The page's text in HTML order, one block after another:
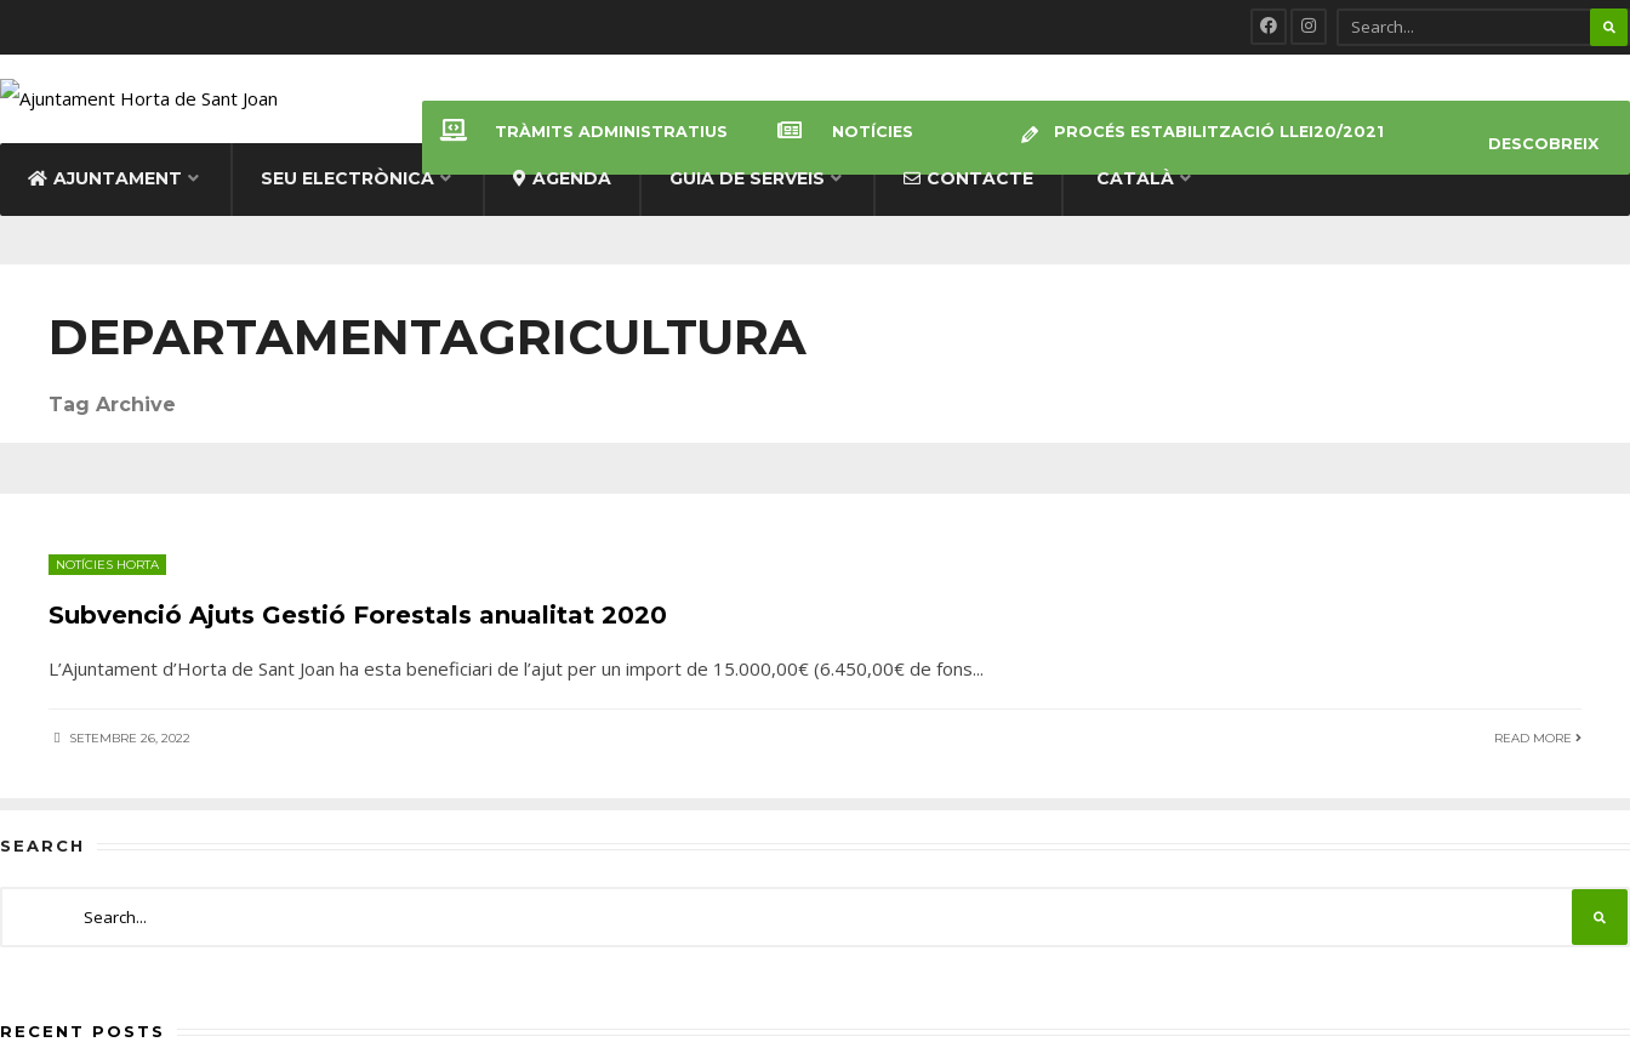
AJUNTAMENT SEU ELECTRÒNICA AGENDA GUIA DE SERVEIS CONTACTE CATALÀ
TRÀMITS ADMINISTRATIUS NOTÍCIES PROCÉS ESTABILITZACIÓ LLEI20/2021
DESCOBREIX
DEPARTAMENTAGRICULTURA
Tag Archive
NOTÍCIES HORTA
Subvenció Ajuts Gestió Forestals anualitat 2020
L’Ajuntament d’Horta de Sant Joan ha esta beneficiari de l’ajut per un import de 15.000,00€ (6.450,00€ de fons...
SETEMBRE 26, 2022 READ MORE
SEARCH
RECENT POSTS